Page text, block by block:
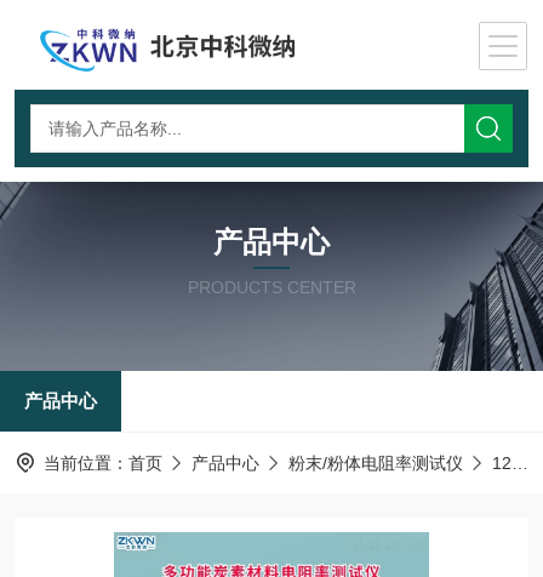
产品中心
PRODUCTS CENTER
产品中心
当前位置： 首页 产品中心 粉末/粉体电阻率测试仪 122-炭素材料电阻率测试仪